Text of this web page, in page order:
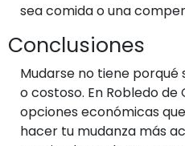
sea comida o una
Conclusiones
Mudarse no tiene
o costoso. En Robledo de
opciones económicas
hacer tu mudanza más